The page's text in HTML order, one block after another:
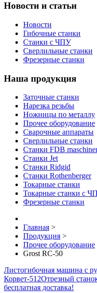
Новости и статьи
Новости
Гибочные станки
Станки с ЧПУ
Сверлильные станки
Фрезерные станки
Наша продукция
Заточные станки
Нарезка резьбы
Ножницы по металлу
Прочее оборудование
Сварочные аппараты
Сверлильные станки
Станки FDB
Станки Jet
Станки Ridgid
Станки Rothenberger
Токарные станки
Токарные станки с
Фрезерные станки
Главная >
Продукция >
Прочее оборудование
Grost RC-50
Листогибочная машина с
Корвет-512Отрезный
бесплатная доставка!